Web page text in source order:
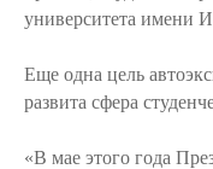
университета имени
Еще одна цель
развита сфера
«В мае этого года